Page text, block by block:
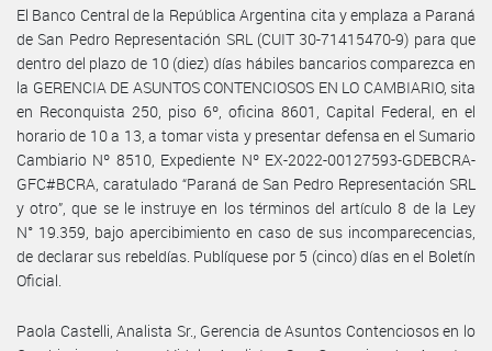
El Banco Central de la República Argentina cita y emplaza a Paraná
de San Pedro Representación SRL (CUIT 30-71415470-9) para que
dentro del plazo de 10 (diez) días hábiles bancarios comparezca en
la GERENCIA DE ASUNTOS CONTENCIOSOS EN LO CAMBIARIO, sita
en Reconquista 250, piso 6º, oficina 8601, Capital Federal, en el
horario de 10 a 13, a tomar vista y presentar defensa en el Sumario
Cambiario Nº 8510, Expediente Nº EX-2022-00127593-GDEBCRA-
GFC#BCRA, caratulado “Paraná de San Pedro Representación SRL
y otro”, que se le instruye en los términos del artículo 8 de la Ley
N° 19.359, bajo apercibimiento en caso de sus incomparecencias,
de declarar sus rebeldías. Publíquese por 5 (cinco) días en el Boletín
Oficial.
Paola Castelli, Analista Sr., Gerencia de Asuntos Contenciosos en lo